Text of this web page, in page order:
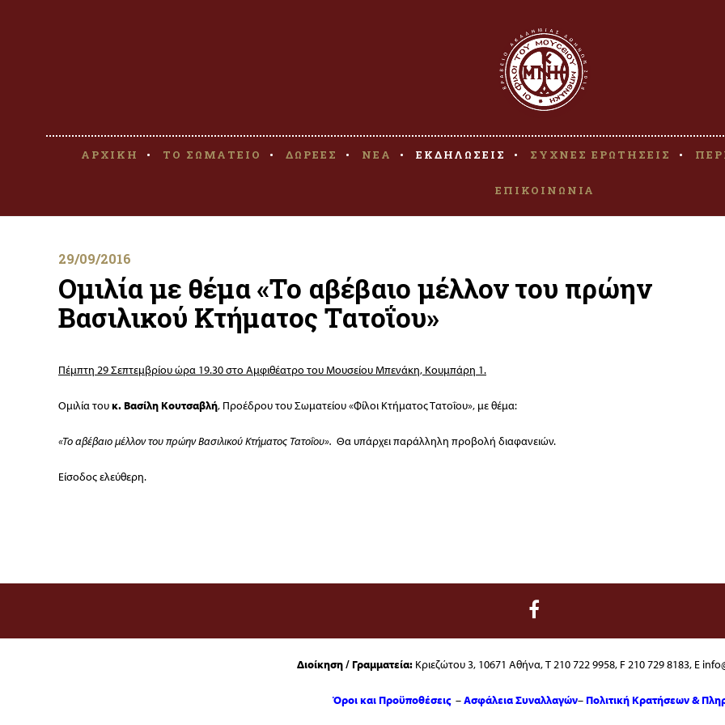
ΑΡΧΙΚΗ ΤΟ ΣΩΜΑΤΕΙΟ ΔΩΡΕΕΣ ΝΕΑ ΕΚΔΗΛΩΣΕΙΣ ΣΥΧΝΕΣ ΕΡΩΤΗΣΕΙΣ
ΕΠΙΚΟΙΝΩΝΙΑ
29/09/2016
Ομιλία με θέμα «To αβέβαιο μέλλον του πρώην
Βασιλικού Κτήματος Τατοΐου»
Πέμπτη 29 Σεπτεμβρίου ώρα 19.30 στο Αμφιθέατρο του Μουσείου Μπενάκη, Κουμπάρη 1.
Ομιλία τουκ. Βασίλη Κουτσαβλή, Προέδρου του Σωματείου «Φίλοι Κτήματος Τατοΐου», με θέμα:
«To αβέβαιο μέλλον του πρώην Βασιλικού Κτήματος Τατοΐου». Θα υπάρχει παράλληλη προβολή διαφανειών.
Είσοδος ελεύθερη.
Διοίκηση / Γραμματεία:Κριεζώτου 3, 10671 Αθήνα, T 210 722 9958, F 210 729 8183, E
Όροι και Προϋποθέσεις –Ασφάλεια Συναλλαγών– Πολιτική Κρατήσεων &